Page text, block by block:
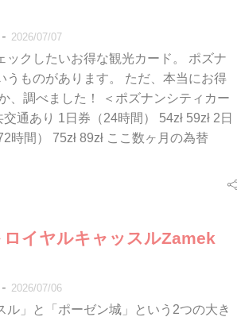
- 2026/07/07
クしたいお得な観光カード。 ポズナ
うものがあります。 ただ、本当にお得
、調べました！ ＜ポズナンシティカー
通あり 1日券（24時間） 54zł 59zł 2日
時間） 75zł 89zł ここ数ヶ月の為替
ロイヤルキャッスルZamek
- 2026/07/06
」と「ポーゼン城」という2つの大き